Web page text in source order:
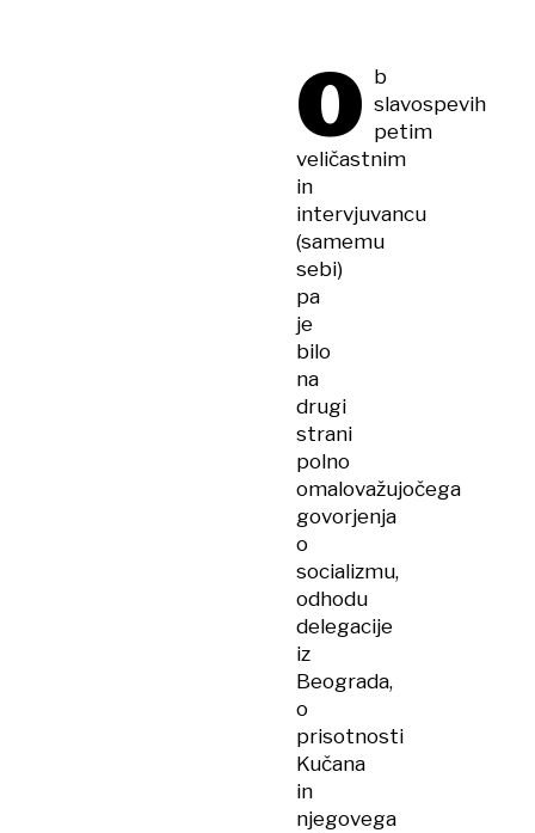
O b
slavospevih
petim
veličastnim
in
intervjuvancu
(samemu
sebi)
pa
je
bilo
na
drugi
strani
polno
omalovažujočega
govorjenja
o
socializmu,
odhodu
delegacije
iz
Beograda,
o
prisotnosti
Kučana
in
njegovega
Lionela
nad